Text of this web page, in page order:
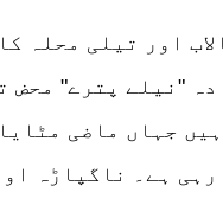
اور تیلی محلہ
"نیلے پترے" محض
جہاں ماضی
ہے۔ ناگپاڑہ